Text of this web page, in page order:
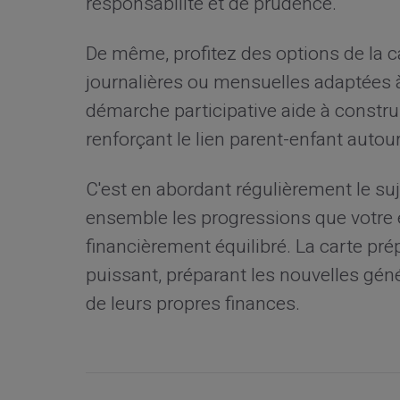
De même, profitez des options de la
journalières ou mensuelles
démarche participative aide à
renforçant le lien parent-enfant
C'est en abordant régulièrement le
ensemble les progressions que
financièrement équilibré. La carte
puissant, préparant les nouvelles
de leurs propres finances.